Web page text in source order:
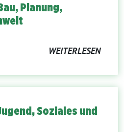
Planung,
WEITERLESEN
Soziales und